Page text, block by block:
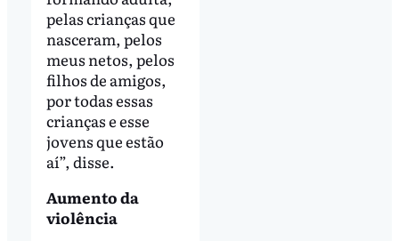
pelas crianças que
nasceram, pelos
meus netos, pelos
filhos de amigos,
por todas essas
crianças e esse
jovens que estão
aí”, disse.
Aumentoda
violência